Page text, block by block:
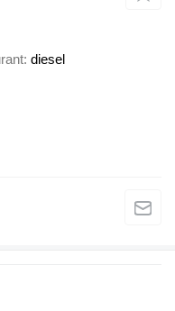
diesel